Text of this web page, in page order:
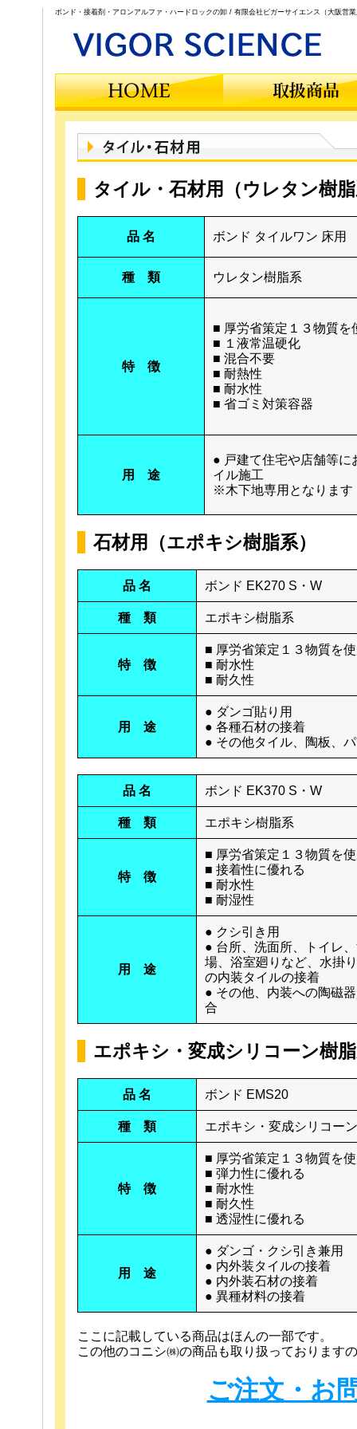
ボンド・接着剤・アロンアルファ・ハードロックの卸 / 有限会社ビガーサイエンス（大阪営
タイル・石材用（ウレタン樹
品 名 ボンド タイルワン 床用
種 類 ウレタン樹脂系
特 徴
■ 厚労省策定１３物質を
■ １液常温硬化
■ 混合不要
■ 耐熱性
■ 耐水性
■ 省ゴミ対策容器
用 途
● 戸建て住宅や店舗等に
イル施工
※木下地専用となります
石材用（エポキシ樹脂系）
品 名 ボンド EK270 S・W
種 類 エポキシ樹脂系
特 徴
■ 厚労省策定１３物質を
■ 耐水性
■ 耐久性
用 途
● ダンゴ貼り用
● 各種石材の接着
● その他タイル、陶板、
品 名 ボンド EK370 S・W
種 類 エポキシ樹脂系
特 徴
■ 厚労省策定１３物質を
■ 接着性に優れる
■ 耐水性
■ 耐湿性
用 途
● クシ引き用
● 台所、洗面所、トイレ
場、浴室廻りなど、水掛
の内装タイルの接着
● その他、内装への陶磁
合
エポキシ・変成シリコーン樹
品 名 ボンド EMS20
種 類 エポキシ・変成シリコー
特 徴
■ 厚労省策定１３物質を
■ 弾力性に優れる
■ 耐水性
■ 耐久性
■ 透湿性に優れる
用 途
● ダンゴ・クシ引き兼用
● 内外装タイルの接着
● 内外装石材の接着
● 異種材料の接着
ここに記載している商品はほんの一部です。
この他のコニシ㈱の商品も取り扱っております
ご注文・お